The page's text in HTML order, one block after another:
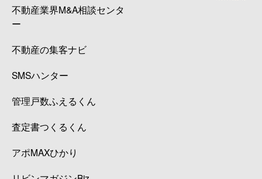
不動産業界M&A相談センタ
ー
不動産の集客ナビ
SMSハンター
管理戸数ふえるくん
査定書つくるくん
アポMAXひかり